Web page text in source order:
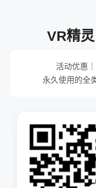
VR精
活动优惠
永久使用的全